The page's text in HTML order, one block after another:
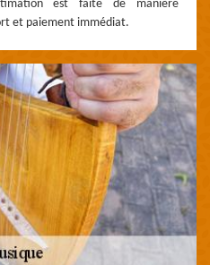
est faite de manière
et paiement immédiat.